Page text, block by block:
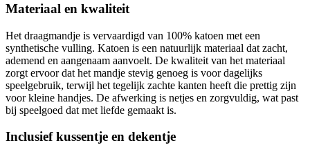
Materiaal en kwaliteit
Het draagmandje is vervaardigd van 100% katoen met een
synthetische vulling. Katoen is een natuurlijk materiaal dat zacht,
ademend en aangenaam aanvoelt. De kwaliteit van het materiaal
zorgt ervoor dat het mandje stevig genoeg is voor dagelijks
speelgebruik, terwijl het tegelijk zachte kanten heeft die prettig zijn
voor kleine handjes. De afwerking is netjes en zorgvuldig, wat past
bij speelgoed dat met liefde gemaakt is.
Inclusief kussentje en dekentje